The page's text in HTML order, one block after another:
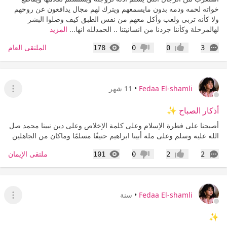
خواته لحمه ودمه بدون مايسمعهم ويترك لهم مجال يدافعون عن روحهم
ولا كأنه تربى ولعب وأكل معهم من نفس الطبق كيف وصلوا البشر
لهالمرحلة وكأننا جردنا من انسانيتنا .. الحمدلله انها... المزيد
3
التعليقات إعجاب0 عدم إعجاب
0
178
المشاهدات الملتقى العام
Fedaa El-shamli
• 11 شهر
عرض
أذكار الصباح ✨
أصبحنا على فطرة الإسلام وعلى كلمة الإخلاص وعلى دين نبينا محمد صل
الله عليه وسلم وعلى ملة أبينا ابراهيم حنيفًا مسلمًا وماكان من الجاهلين
2
التعليقات إعجاب2 عدم إعجاب
0
101
المشاهدات ملتقى الإيمان
Fedaa El-shamli
• سنة
عرض
✨